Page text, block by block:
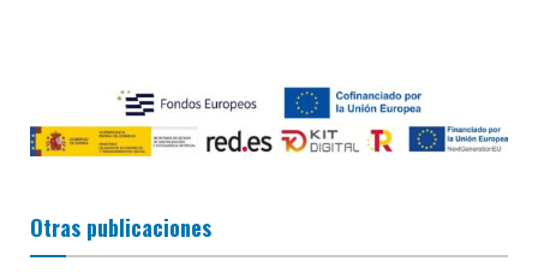
Otras publicaciones